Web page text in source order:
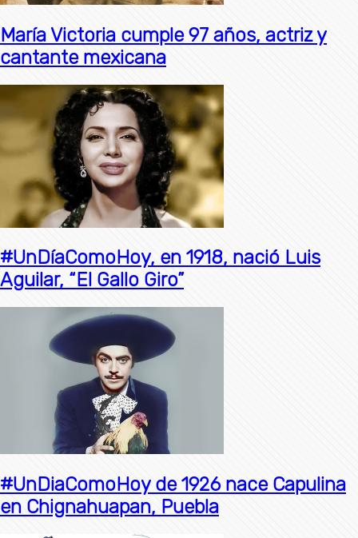
María Victoria cumple 97 años, actriz y
cantante mexicana
#UnDíaComoHoy, en 1918, nació Luis
Aguilar, “El Gallo Giro”
#UnDiaComoHoy de 1926 nace Capulina
en Chignahuapan, Puebla